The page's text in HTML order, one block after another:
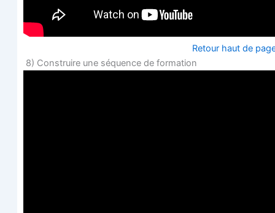
Retour haut de
8) Construire une séquence de formation